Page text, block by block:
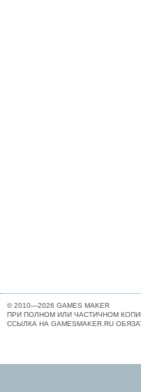
© 2010—2026 GAMES MAKER
ПРИ ПОЛНОМ ИЛИ ЧАСТИЧНОМ
ССЫЛКА НА GAMESMAKER.RU